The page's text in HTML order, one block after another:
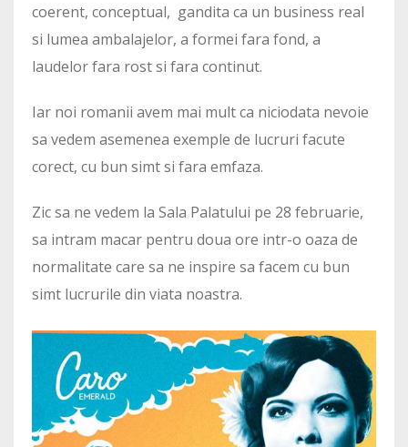
coerent, conceptual, gandita ca un business real
si lumea ambalajelor, a formei fara fond, a
laudelor fara rost si fara continut.
Iar noi romanii avem mai mult ca niciodata nevoie
sa vedem asemenea exemple de lucruri facute
corect, cu bun simt si fara emfaza.
Zic sa ne vedem la Sala Palatului pe 28 februarie,
sa intram macar pentru doua ore intr-o oaza de
normalitate care sa ne inspire sa facem cu bun
simt lucrurile din viata noastra.